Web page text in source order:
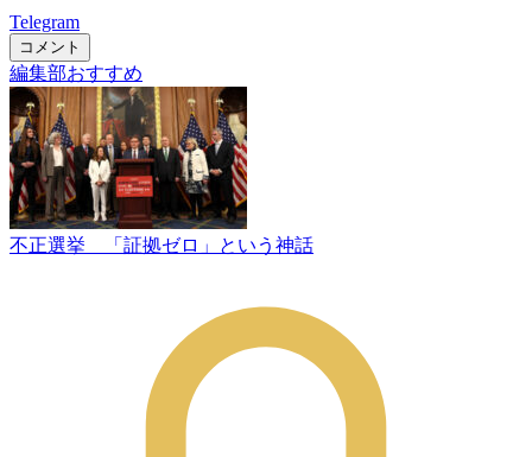
Telegram
コメント
編集部おすすめ
不正選挙 「証拠ゼロ」という神話